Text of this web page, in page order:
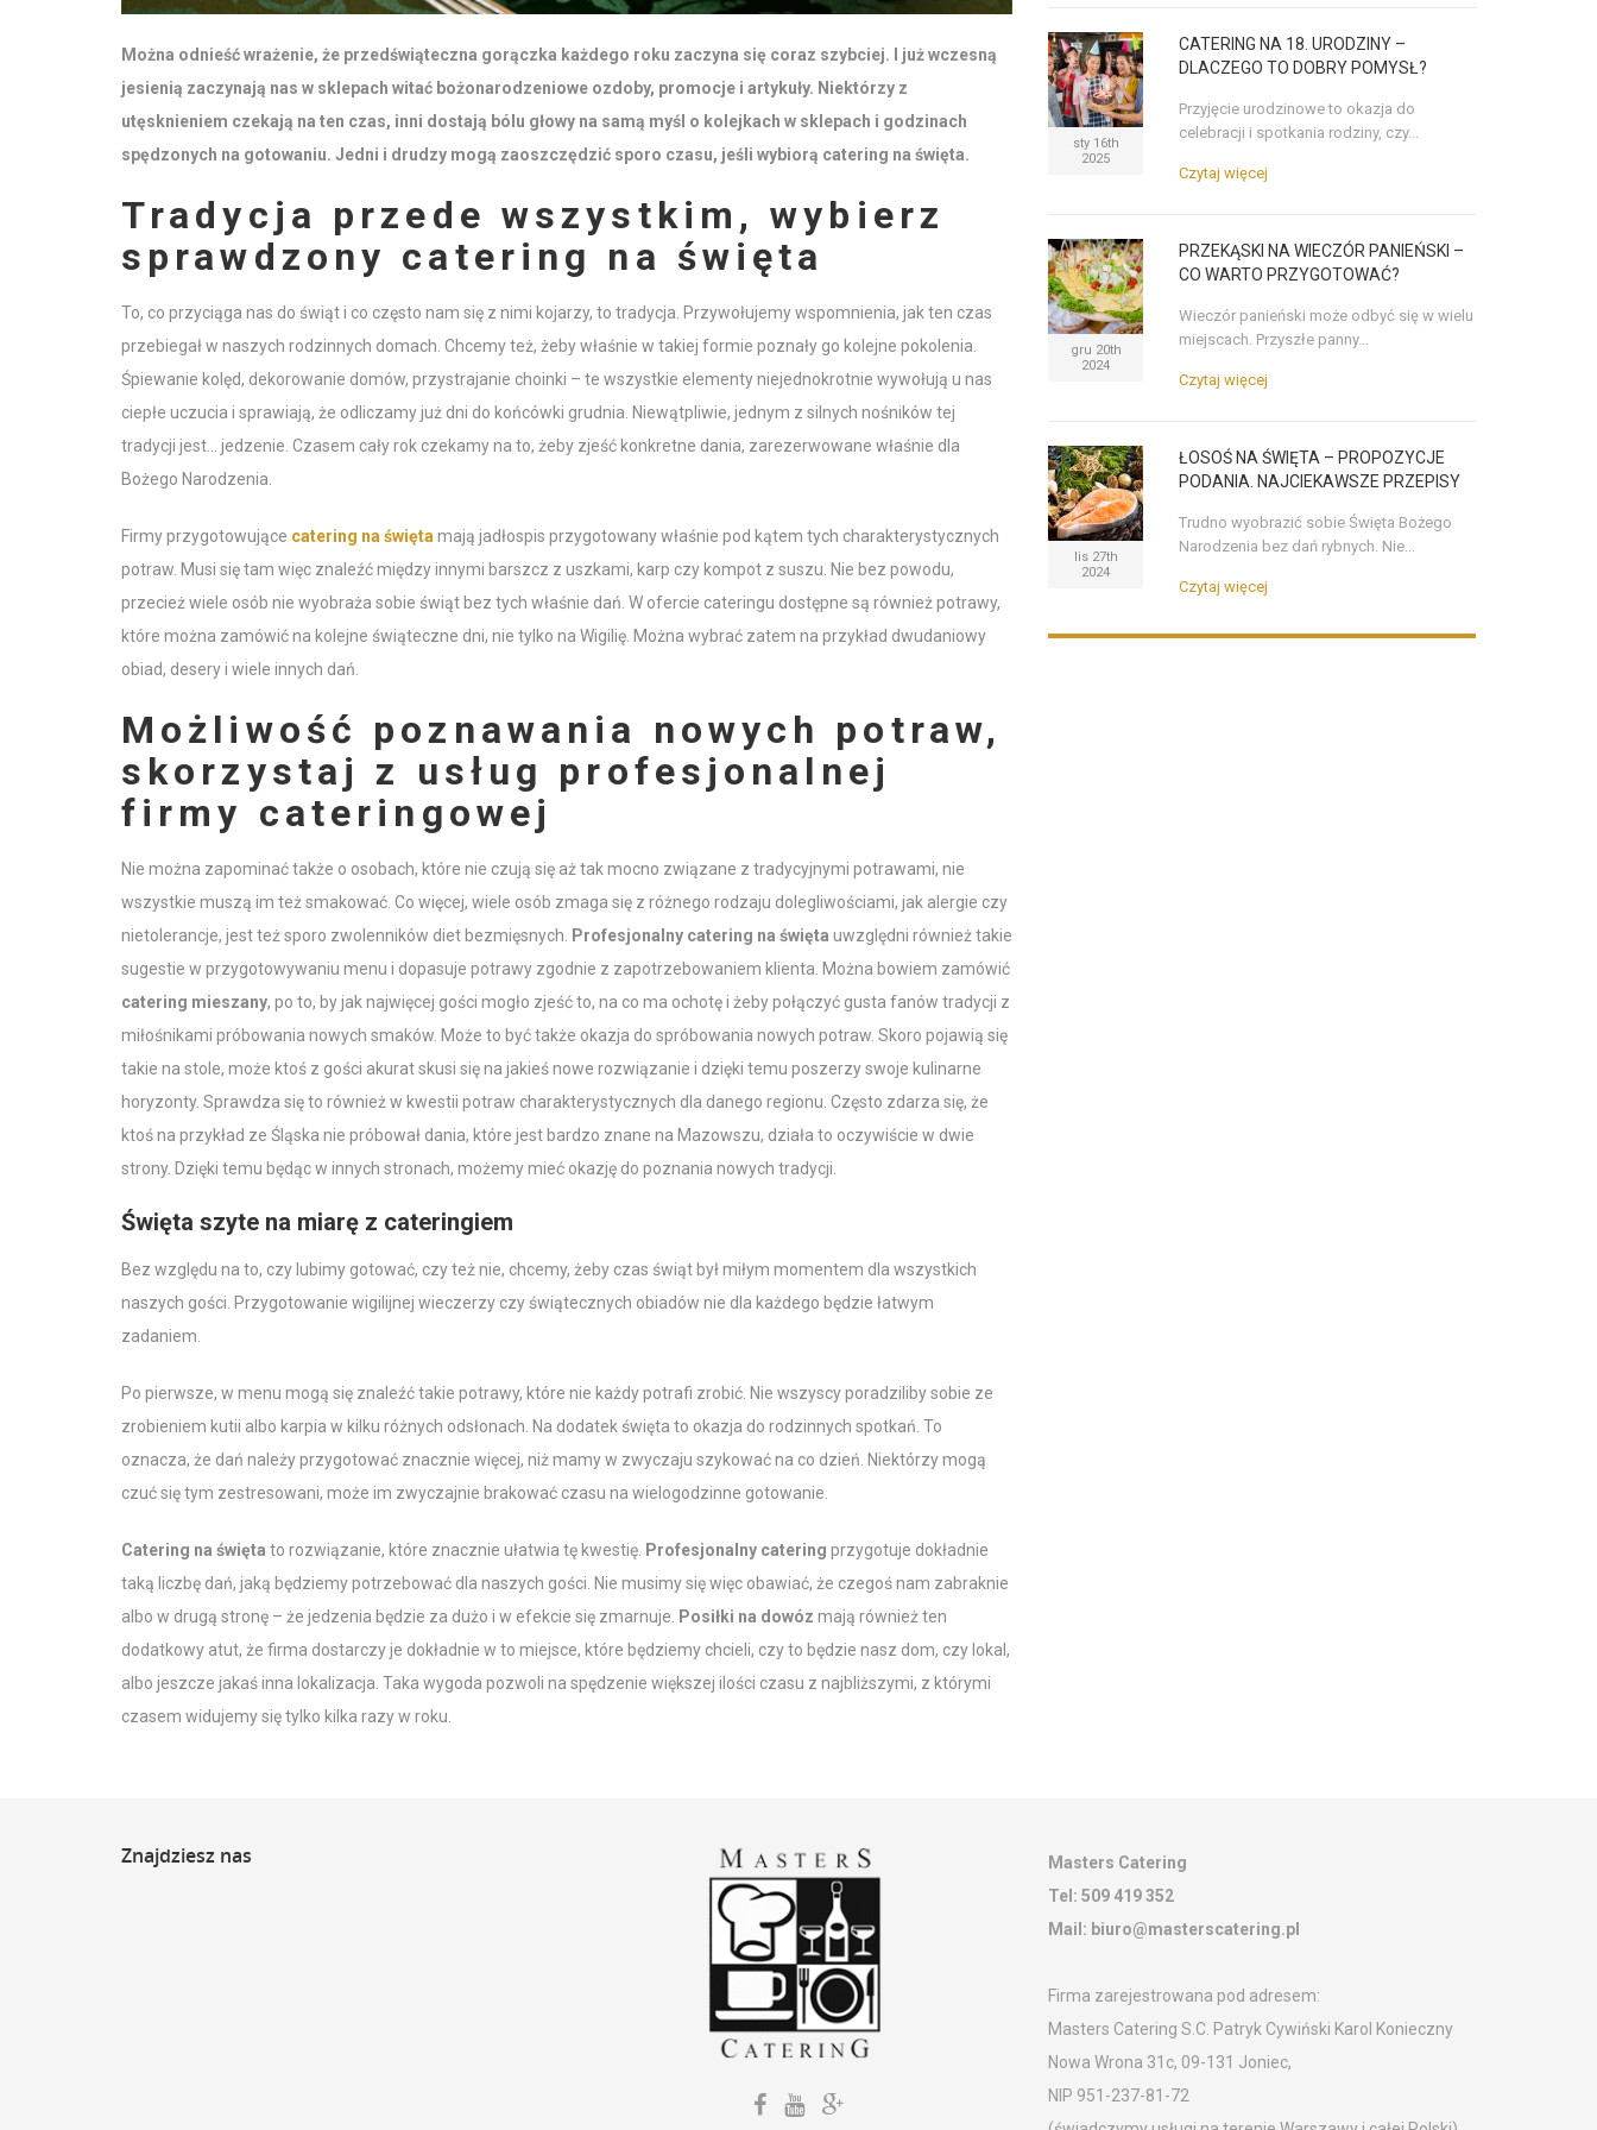
Można odnieść wrażenie, że przedświąteczna gorączka każdego roku zaczyna się coraz szybciej. I już wczesną
jesienią zaczynają nas w sklepach witać bożonarodzeniowe ozdoby, promocje i artykuły. Niektórzy z
utęsknieniem czekają na ten czas, inni dostają bólu głowy na samą myśl o kolejkach w sklepach i godzinach
spędzonych na gotowaniu. Jedni i drudzy mogą zaoszczędzić sporo czasu, jeśli wybiorą catering na święta.
Tradycja przede wszystkim, wybierz
sprawdzony catering na święta
To, co przyciąga nas do świąt i co często nam się z nimi kojarzy, to tradycja. Przywołujemy wspomnienia, jak ten czas
przebiegał w naszych rodzinnych domach. Chcemy też, żeby właśnie w takiej formie poznały go kolejne pokolenia.
Śpiewanie kolęd, dekorowanie domów, przystrajanie choinki – te wszystkie elementy niejednokrotnie wywołują u nas
ciepłe uczucia i sprawiają, że odliczamy już dni do końcówki grudnia. Niewątpliwie, jednym z silnych nośników tej
tradycji jest… jedzenie. Czasem cały rok czekamy na to, żeby zjeść konkretne dania, zarezerwowane właśnie dla
Bożego Narodzenia.
Firmy przygotowujące catering na święta mają jadłospis przygotowany właśnie pod kątem tych charakterystycznych
potraw. Musi się tam więc znaleźć między innymi barszcz z uszkami, karp czy kompot z suszu. Nie bez powodu,
przecież wiele osób nie wyobraża sobie świąt bez tych właśnie dań. W ofercie cateringu dostępne są również potrawy,
które można zamówić na kolejne świąteczne dni, nie tylko na Wigilię. Można wybrać zatem na przykład dwudaniowy
obiad, desery i wiele innych dań.
Możliwość poznawania nowych potraw,
skorzystaj z usług profesjonalnej
firmy cateringowej
Nie można zapominać także o osobach, które nie czują się aż tak mocno związane z tradycyjnymi potrawami, nie
wszystkie muszą im też smakować. Co więcej, wiele osób zmaga się z różnego rodzaju dolegliwościami, jak alergie czy
nietolerancje, jest też sporo zwolenników diet bezmięsnych.
Profesjonalny catering na święta uwzględni również takie
sugestie w przygotowywaniu menu i dopasuje potrawy zgodnie z zapotrzebowaniem klienta. Można bowiem zamówić
catering mieszany, po to, by jak najwięcej gości mogło zjeść to, na co ma ochotę i żeby połączyć gusta fanów tradycji z
miłośnikami próbowania nowych smaków. Może to być także okazja do spróbowania nowych potraw. Skoro pojawią się
takie na stole, może ktoś z gości akurat skusi się na jakieś nowe rozwiązanie i dzięki temu poszerzy swoje kulinarne
horyzonty. Sprawdza się to również w kwestii potraw charakterystycznych dla danego regionu. Często zdarza się, że
ktoś na przykład ze Śląska nie próbował dania, które jest bardzo znane na Mazowszu, działa to oczywiście w dwie
strony. Dzięki temu będąc w innych stronach, możemy mieć okazję do poznania nowych tradycji.
Święta szyte na miarę z cateringiem
Bez względu na to, czy lubimy gotować, czy też nie, chcemy, żeby czas świąt był miłym momentem dla wszystkich
naszych gości. Przygotowanie wigilijnej wieczerzy czy świątecznych obiadów nie dla każdego będzie łatwym
zadaniem.
Po pierwsze, w menu mogą się znaleźć takie potrawy, które nie każdy potrafi zrobić. Nie wszyscy poradziliby sobie ze
zrobieniem kutii albo karpia w kilku różnych odsłonach. Na dodatek święta to okazja do rodzinnych spotkań. To
oznacza, że dań należy przygotować znacznie więcej, niż mamy w zwyczaju szykować na co dzień. Niektórzy mogą
czuć się tym zestresowani, może im zwyczajnie brakować czasu na wielogodzinne gotowanie.
Catering na święta to rozwiązanie, które znacznie ułatwia tę kwestię. Profesjonalny catering przygotuje dokładnie
taką liczbę dań, jaką będziemy potrzebować dla naszych gości. Nie musimy się więc obawiać, że czegoś nam zabraknie
albo w drugą stronę – że jedzenia będzie za dużo i w efekcie się zmarnuje.
Posiłki na dowóz mają również ten
dodatkowy atut, że firma dostarczy je dokładnie w to miejsce, które będziemy chcieli, czy to będzie nasz dom, czy lokal,
albo jeszcze jakaś inna lokalizacja. Taka wygoda pozwoli na spędzenie większej ilości czasu z najbliższymi, z którymi
czasem widujemy się tylko kilka razy w roku.
sty 16th
2025
CATERING NA 18. URODZINY –
DLACZEGO TO DOBRY POMYSŁ?
Przyjęcie urodzinowe to okazja do
celebracji i spotkania rodziny, czy...
Czytaj więcej
gru 20th
2024
PRZEKĄSKI NA WIECZÓR PANIEŃSKI –
CO WARTO PRZYGOTOWAĆ?
Wieczór panieński może odbyć się w wielu
miejscach. Przyszłe panny...
Czytaj więcej
lis 27th
2024
ŁOSOŚ NA ŚWIĘTA – PROPOZYCJE
PODANIA. NAJCIEKAWSZE PRZEPISY
Trudno wyobrazić sobie Święta Bożego
Narodzenia bez dań rybnych. Nie...
Czytaj więcej
Znajdziesz nas Kontakt
Masters Catering
Tel: 509 419 352
Mail: biuro@masterscatering.pl
Firma zarejestrowana pod adresem:
Masters Catering S.C. Patryk Cywiński Karol Konieczny
Nowa Wrona 31c, 09-131 Joniec,
NIP 951-237-81-72